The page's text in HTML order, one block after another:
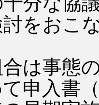
をおこ
は事態
申入書